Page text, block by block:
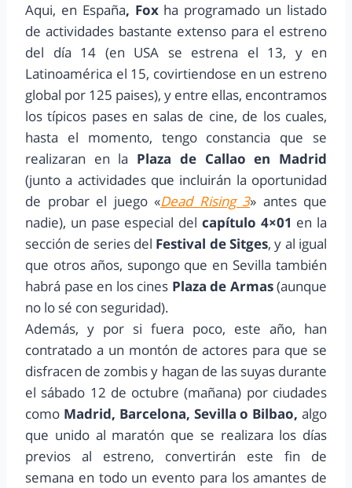
Aqui, en España, Foxha programado un listado
de actividades bastante extenso para el estreno
del día 14 (en USA se estrena el 13, y en
Latinoamérica el 15, covirtiendose en un estreno
global por 125 paises), y entre ellas, encontramos
los típicos pases en salas de cine, de los cuales,
hasta el momento, tengo constancia que se
realizaran en la Plaza de Callao en Madrid
(junto a actividades que incluirán la oportunidad
de probar el juego «Dead Rising 3» antes que
nadie), un pase especial del capítulo 4×01 en la
sección de series del Festival de Sitges, y al igual
que otros años, supongo que en Sevilla también
habrá pase en los cines Plaza de Armas(aunque
no lo sé con seguridad).
Además, y por si fuera poco, este año, han
contratado a un montón de actores para que se
disfracen de zombis y hagan de las suyas durante
el sábado 12 de octubre (mañana) por ciudades
como Madrid, Barcelona, Sevilla o Bilbao, algo
que unido al maratón que se realizara los días
previos al estreno, convertirán este fin de
semana en todo un evento para los amantes de